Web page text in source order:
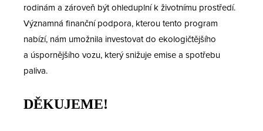
rodinám a zároveň být ohleduplní k životnímu prostředí.
Významná finanční podpora, kterou tento program
nabízí, nám umožnila investovat do ekologičtějšího
a úspornějšího vozu, který snižuje emise a spotřebu
paliva.
DĚKUJEME!